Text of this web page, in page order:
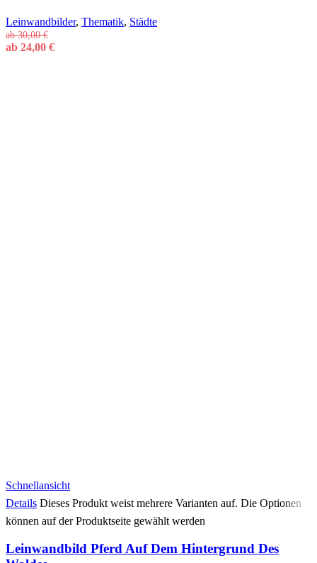
Leinwandbilder, Thematik, Städte
ab30,00€
ab 24,00 €
Schnellansicht
Details Dieses Produkt weist mehrere Varianten auf. Die Optionen
können auf der Produktseite gewählt werden
Leinwandbild Pferd Auf Dem Hintergrund Des